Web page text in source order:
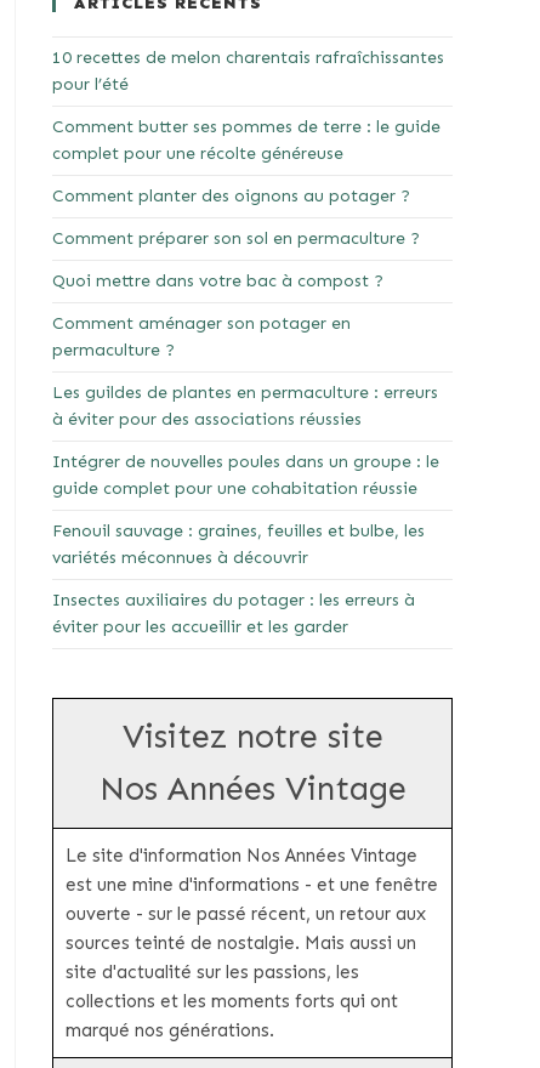
10 recettes de melon charentais rafraîchissantes
pour l’été
Comment butter ses pommes de terre : le guide
complet pour une récolte généreuse
Comment planter des oignons au potager ?
Comment préparer son sol en permaculture ?
Quoi mettre dans votre bac à compost ?
Comment aménager son potager en
permaculture ?
Les guildes de plantes en permaculture : erreurs
à éviter pour des associations réussies
Intégrer de nouvelles poules dans un groupe : le
guide complet pour une cohabitation réussie
Fenouil sauvage : graines, feuilles et bulbe, les
variétés méconnues à découvrir
Insectes auxiliaires du potager : les erreurs à
éviter pour les accueillir et les garder
Visitez notre site
Nos Années Vintage
Le site d'information Nos Années Vintage
est une mine d'informations - et une fenêtre
ouverte - sur le passé récent, un retour aux
sources teinté de nostalgie. Mais aussi un
site d'actualité sur les passions, les
collections et les moments forts qui ont
marqué nos générations.